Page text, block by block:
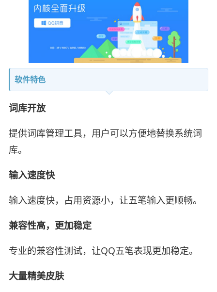
软件特色
词库开放
提供词库管理工具，用户可以方便地替换系统词
库。
输入速度快
输入速度快，占用资源小，让五笔输入更顺畅。
兼容性高，更加稳定
专业的兼容性测试，让QQ五笔表现更加稳定。
大量精美皮肤